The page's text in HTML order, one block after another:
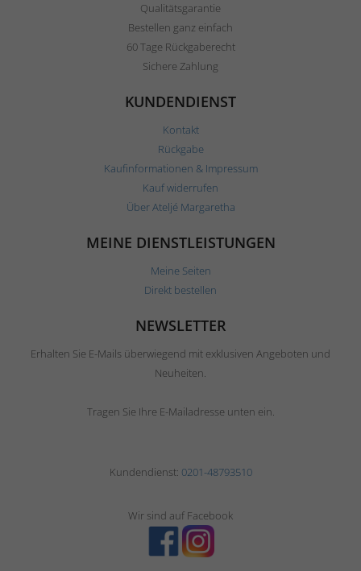
Qualitätsgarantie
Bestellen ganz einfach
60 Tage Rückgaberecht
Sichere Zahlung
KUNDENDIENST
Kontakt
Rückgabe
Kaufinformationen & Impressum
Kauf widerrufen
Über Ateljé Margaretha
MEINE DIENSTLEISTUNGEN
Meine Seiten
Direkt bestellen
NEWSLETTER
Erhalten Sie E-Mails überwiegend mit exklusiven Angeboten und
Neuheiten.
Tragen Sie Ihre E-Mailadresse unten ein.
Kundendienst: 0201-48793510
Wir sind auf Facebook